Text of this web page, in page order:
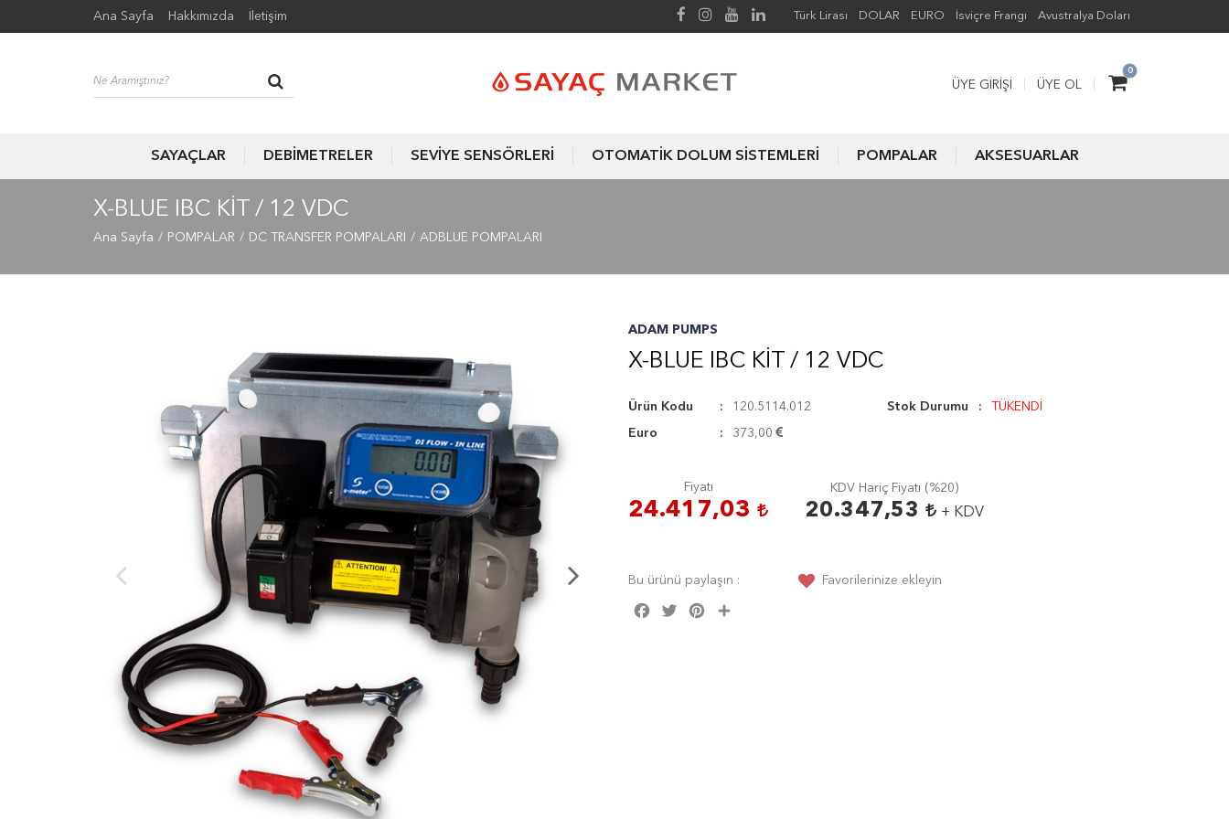
Ana Sayfa Hakkımızda İletişim Türk Lirası DOLAR EURO İsviçre Frangı Avustralya Doları
0
ÜYE GIRIŞI ÜYE OL
SAYAÇLAR DEBİMETRELER SEVİYE SENSÖRLERİ OTOMATİK DOLUM SİSTEMLERİ POMPALAR AKSESUARLAR
X-BLUE IBC KIT / 12 VDC
Ana Sayfa POMPALAR DC TRANSFER POMPALARI ADBLUE POMPALARI
ADAM PUMPS
X-BLUE IBC KIT / 12 VDC
Ürün Kodu 120.5114.012 Stok Durumu TÜKENDİ
Euro 373,00
Fiyatı
24.417,03
KDV Hariç Fiyatı ( %20 )
20.347,53 + KDV
Bu ürünü paylaşın :
Facebook
Twitter Pinterest
Favorilerinize ekleyin